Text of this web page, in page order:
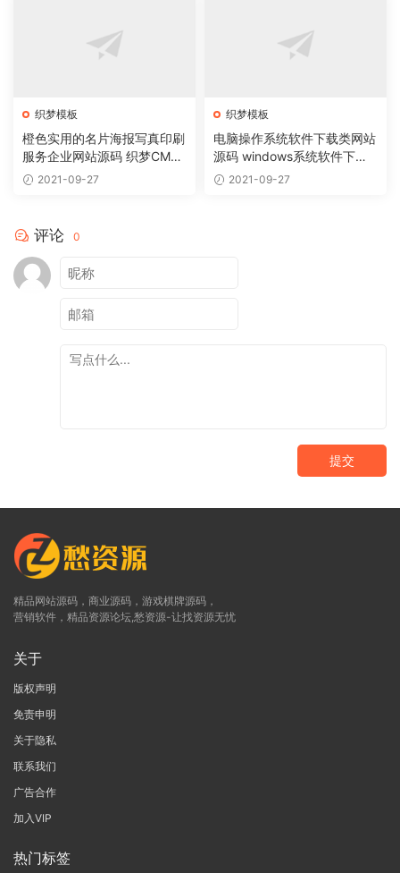
织梦模板
橙色实用的名片海报写真印刷
服务企业网站源码 织梦CMS
模板2021-09-27
织梦模板
电脑操作系统软件下载类网站
源码 windows系统软件下载
网站织梦模板
2021-09-27
评论 0
提交
精品网站源码，商业源码，游戏棋牌源码，
营销软件，精品资源论坛,愁资源-让找资源无忧
关于
版权声明
免责申明
关于隐私
联系我们
广告合作
加入VIP
热门标签